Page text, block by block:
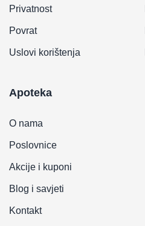
Privatnost
Povrat
Uslovi korištenja
Apoteka
O nama
Poslovnice
Akcije i kuponi
Blog i savjeti
Kontakt